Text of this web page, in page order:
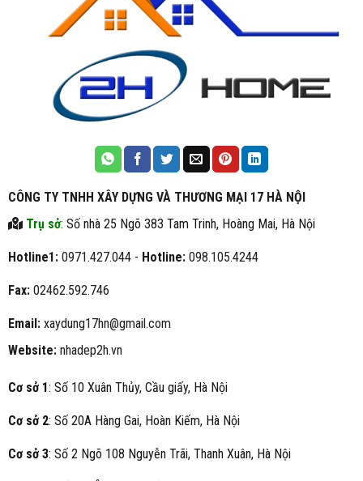
CÔNG TY TNHH XÂY DỰNG VÀ THƯƠNG MẠI 17 HÀ NỘI
Trụ sở: Số nhà 25 Ngõ 383 Tam Trinh, Hoàng Mai, Hà Nội
Hotline1:0971.427.044 - Hotline:098.105.4244
Fax:02462.592.746
Email:xaydung17hn@gmail.com
Website:nhadep2h.vn
Cơ sở 1: Số 10 Xuân Thủy, Cầu giấy, Hà Nội
Cơ sở 2: Số 20A Hàng Gai, Hoàn Kiếm, Hà Nội
Cơ sở 3: Số 2 Ngõ 108 Nguyễn Trãi, Thanh Xuân, Hà Nội